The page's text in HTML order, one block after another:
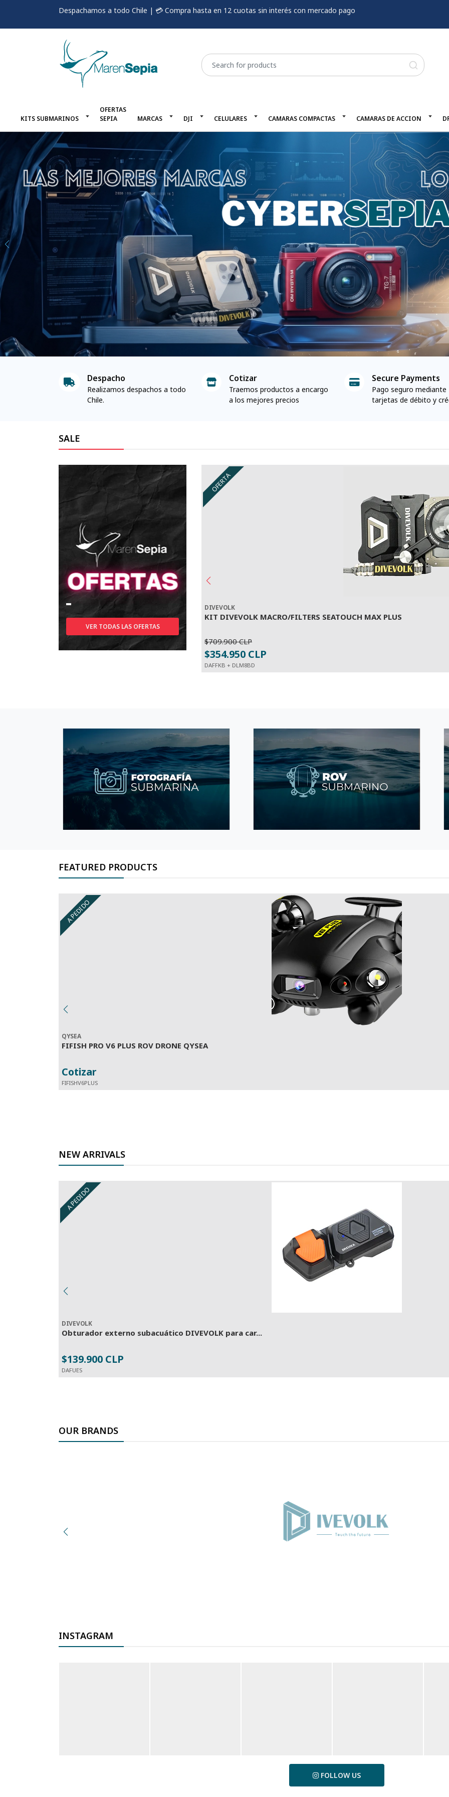
Despachamos a todo Chile | 💳 Compra hasta en 12 cuotas sin interés con mercado pago
KITS SUBMARINOS
OFERTAS
SEPIA
MARCAS DJI CELULARES CAMARAS COMPACTAS CAMARAS DE ACCION
Despacho
Realizamos despachos a todo
Chile.
Cotizar
Traemos productos a encargo
a los mejores precios
Secure Payments
Pago seguro mediante
tarjetas de débito y
SALE
VER TODAS LAS OFERTAS
OFERTA
DIVEVOLK
KIT DIVEVOLK MACRO/FILTERS SEATOUCH MAX PLUS
$709.900 CLP
$354.950 CLP
DAFFKB + DLM8BD
FEATURED PRODUCTS
A PEDIDO
QYSEA
FIFISH PRO V6 PLUS ROV DRONE QYSEA
Cotizar
FIFISHV6PLUS
NEW ARRIVALS
A PEDIDO
DIVEVOLK
Obturador externo subacuático DIVEVOLK para car...
$139.900 CLP
DAFUES
OUR BRANDS
INSTAGRAM
FOLLOW US